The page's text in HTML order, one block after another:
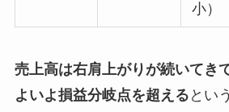
小）
売上高は右肩上がりが続いてき
よいよ損益分岐点を超える とい